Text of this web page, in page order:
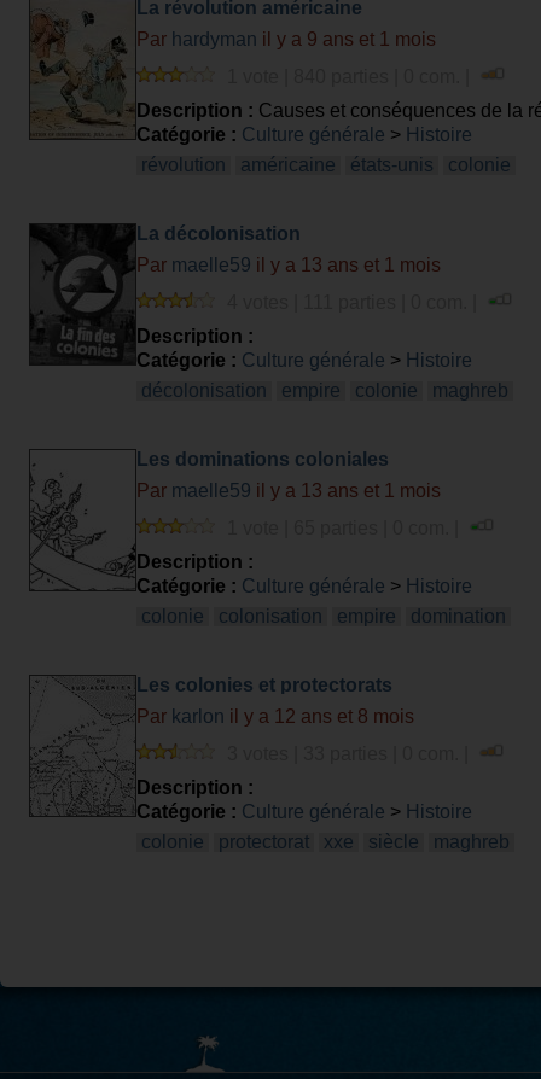
La révolution américaine
Par hardyman il y a 9 ans et 1 mois
Description : Causes et conséquences de la
Catégorie : Culture générale > Histoire
révolution
américaine états-unis colonie
La décolonisation
Par maelle59 il y a 13 ans et 1 mois
Description :
Catégorie : Culture générale > Histoire
décolonisation
empire colonie maghreb
Les dominations coloniales
Par maelle59 il y a 13 ans et 1 mois
Description :
Catégorie : Culture générale > Histoire
colonie
colonisation empire domination
Les colonies et protectorats
Par karlon il y a 12 ans et 8 mois
Description :
Catégorie : Culture générale > Histoire
colonie
protectorat xxe siècle maghreb